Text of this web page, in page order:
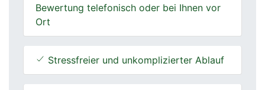
Bewertung telefonisch oder bei Ihnen vor
Ort
Stressfreier und unkomplizierter Ablauf